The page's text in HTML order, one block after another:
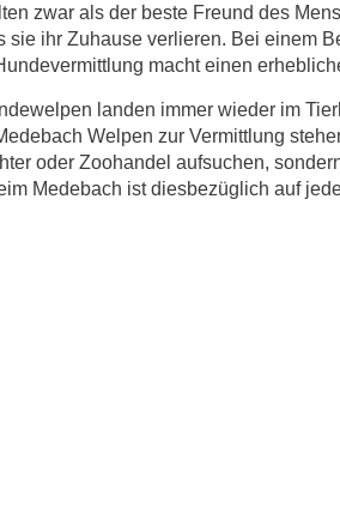
E-Mail*
zwar als der beste Freund des
sie ihr Zuhause verlieren. Bei einem
macht einen
landen immer wieder im
Welpen zur Vermittlung
oder Zoohandel aufsuchen,
Medebach ist diesbezüglich auf